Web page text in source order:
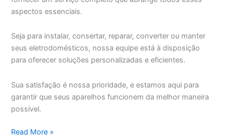
aspectos essenciais.
Seja para instalar, consertar, reparar, converter ou manter
seus eletrodomésticos, nossa equipe está à disposição
para oferecer soluções personalizadas e eficientes.
Sua satisfação é nossa prioridade, e estamos aqui para
garantir que seus aparelhos funcionem da melhor maneira
possível.
Americana
Read More »